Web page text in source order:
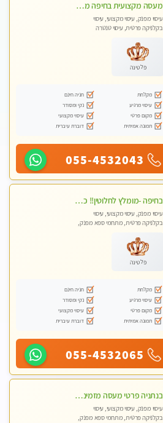
מעסה מקצועית בחיפה מעסה קלאסית ומפנקת להתקשר דרך -0505750417 WhatsApp מוזמן לחוויה בלתי נשכחת!!
עיסוי מפנק, עיסוי מקצועי, עיסוי
בקלניקה פרטית, עיסוי טנטרה
פלטינה
מקלחת
חניה חינם
עיסוי מרגיע
נקי ומסודר
מקום פרטי
עיסוי מקצועי
תמונה אמיתית
דוברת עיברית
055-4532043
בחיפה -מומלץ לחלוטין!! כל סוגי העיסויים מעסה מקצועית ואיכותית פרטי!!!
עיסוי מפנק, עיסוי מקצועי, עיסוי
בקלניקה פרטית, מתחמי ספא מפנק,
טנטרה
פלטינה
מקלחת
חניה חינם
עיסוי מרגיע
נקי ומסודר
מקום פרטי
עיסוי מקצועי
תמונה אמיתית
דוברת עיברית
055-4532065
בנתניה פרטי מעסה מזמינה אותך למפגש אחד על אחד בלי שותפות! פינוק מרגיע vip
עיסוי מפנק, עיסוי מקצועי, עיסוי
בקלניקה פרטית, מתחמי ספא מפנק,